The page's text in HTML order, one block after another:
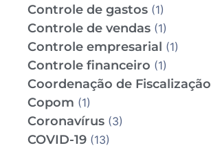
Controle de gastos (1)
Controle de vendas (1)
Controle empresarial (1)
Controle financeiro (1)
Coordenação de Fiscalização
Copom (1)
Coronavírus (3)
COVID-19 (13)